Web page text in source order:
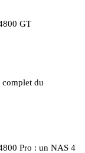
GT
complet du
Pro : un NAS 4